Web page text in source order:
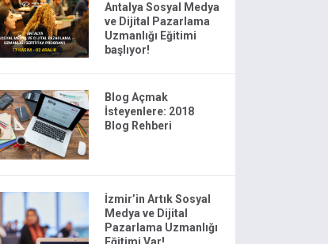
Antalya Sosyal Medya
ve Dijital Pazarlama
Uzmanlığı Eğitimi
başlıyor!
Blog Açmak
İsteyenlere: 2018
Blog Rehberi
İzmir’in Artık Sosyal
Medya ve Dijital
Pazarlama Uzmanlığı